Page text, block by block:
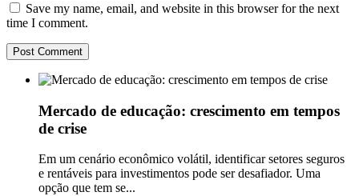
Save my name, email, and website in this browser for the next
time I comment.
Mercado de educação: crescimento em tempos
de crise
Em um cenário econômico volátil, identificar setores seguros
e rentáveis para investimentos pode ser desafiador. Uma
opção que tem se...